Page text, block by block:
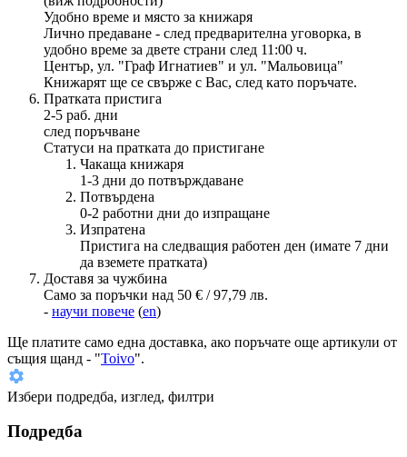
Удобно време и място за книжаря
Лично предаване - след предварителна уговорка, в
удобно време за двете страни след 11:00 ч.
Център, ул. "Граф Игнатиев" и ул. "Мальовица"
Книжарят ще се свърже с Вас, след като поръчате.
Пратката пристига
2-5 раб. дни
след поръчване
Статуси на пратката до пристигане
Чакаща книжаря
1-3 дни до потвърждаване
Потвърдена
0-2 работни дни до изпращане
Изпратена
Пристига на следващия работен ден (имате 7 дни
да вземете пратката)
Доставя за чужбина
Само за поръчки над 50 € / 97,79 лв.
- научи повече (en)
Ще платите само една доставка, ако поръчате още артикули от
същия щанд - "Toivo".
Избери подредба, изглед, филтри
Подредба